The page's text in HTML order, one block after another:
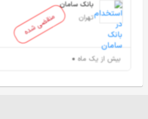
منقضی شده
بانک سامان
تهران
بیش از یک ماه